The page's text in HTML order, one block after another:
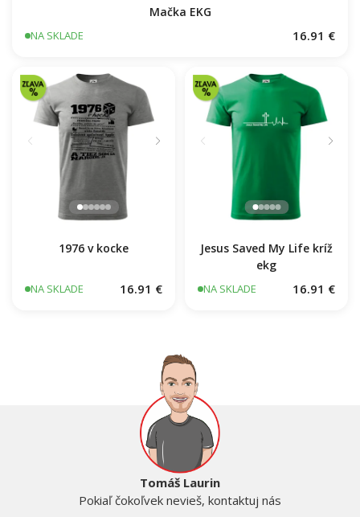
Mačka EKG
NA SKLADE 16.91 €
1976 v kocke
NA SKLADE 16.91 €
Jesus Saved My Life kríž
ekg
NA SKLADE 16.91 €
Tomáš Laurin
Pokiaľ čokoľvek nevieš, kontaktuj nás